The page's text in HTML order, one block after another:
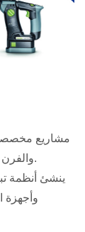
مشاريع مخصصة
والفرن وأنظمة تبريد خزانة الاتصالات الخارجية والمزيد.
ينشئ أنظمة
وأجهزة